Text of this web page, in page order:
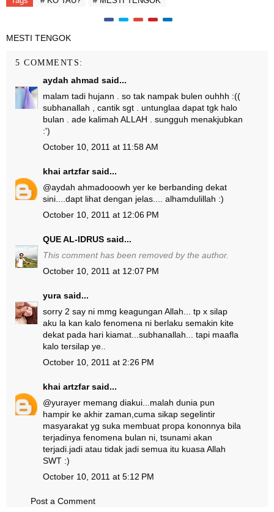
MESTI TENGOK
5 COMMENTS:
aydah ahmad said...
malam tadi hujann . so tak nampak bulen ouhhh :((
subhanallah , cantik sgt . untunglaa dapat tgk halo
bulan . ade kalimah ALLAH . sungguh menakjubkan
:')
October 10, 2011 at 11:58 AM
khai artzfarsaid...
@aydah ahmadooowh yer ke berbanding dekat
sini....dapt lihat dengan jelas.... alhamdulillah :)
October 10, 2011 at 12:06 PM
QUE AL-IDRUS said...
This comment has been removed by the author.
October 10, 2011 at 12:07 PM
yura said...
sorry 2 say ni mmg keagungan Allah... tp x silap
aku la kan kalo fenomena ni berlaku semakin kite
dekat pada hari kiamat...subhanallah... tapi maafla
kalo tersilap ye..
October 10, 2011 at 2:26 PM
khai artzfarsaid...
@yurayer memang diakui...malah dunia pun
hampir ke akhir zaman,cuma sikap segelintir
masyarakat yg suka membuat propa kononnya bila
terjadinya fenomena bulan ni, tsunami akan
terjadi.jadi atau tidak jadi semua itu kuasa Allah
SWT :)
October 10, 2011 at 5:12 PM
Post a Comment